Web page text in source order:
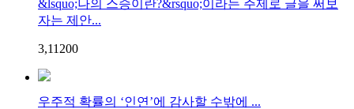
&lsquo;나의 스승이란?&rsquo;이라는 주제로 글을 써보
자는 제안...
3,11200
우주적 확률의 ‘인연’에 감사할 수밖에 ...